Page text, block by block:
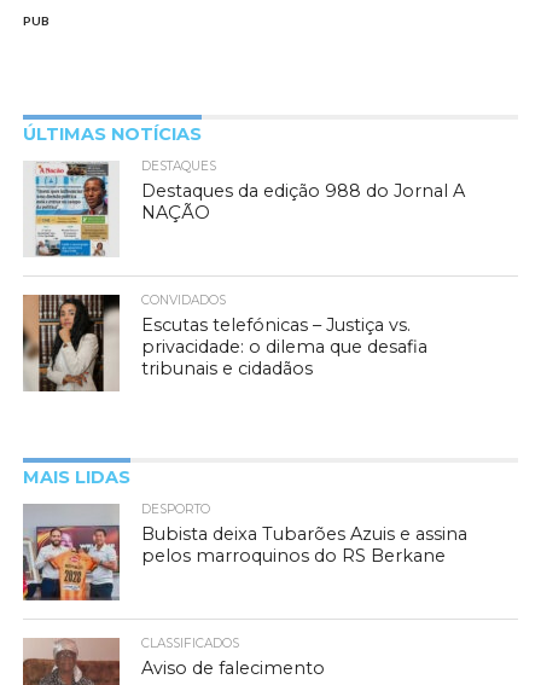
PUB
ÚLTIMAS NOTÍCIAS
DESTAQUES
Destaques da edição 988 do Jornal A
NAÇÃO
CONVIDADOS
Escutas telefónicas – Justiça vs.
privacidade: o dilema que desafia
tribunais e cidadãos
MAIS LIDAS
DESPORTO
Bubista deixa Tubarões Azuis e assina
pelos marroquinos do RS Berkane
CLASSIFICADOS
Aviso de falecimento